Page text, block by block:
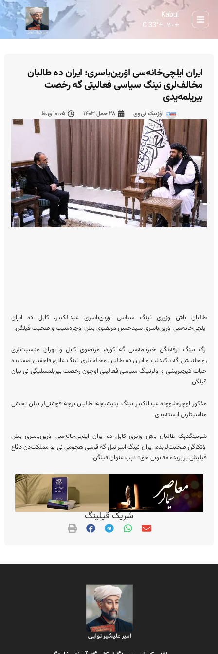
Kabul
+ ۲۰... +
33° C
ایران ایلچی‌خانه‌سی اۉرین‌باسری: ایران ده طالبان
مخالف‌لری نینگ سیاسی فعالیتی گه رخصت
بیریلمه‌یدی
اۉزبېک تی‌وی ۲۸ حمل ۱۴۰۳ ۱۰:۰۵ ق.ظ
طالبان باش وزیری نینگ سیاسی اۉرین‌باسری عبدالکبیر، کابل ده ایران
ایلچی‌خانه‌سی اۉرین‌باسری سیدحسن مرتضوی بېلن اوچره‌شیب و صحبت قیلگن.
ارگ نینگ ترقه‌تگن خبرنامه‌سی گه کۉره، مرتضوی کابل و تهران مناسبت‌لری
رواجلنیشی گه تاکید‌لب و ایران ده طالبان مخالف‌لری نینگ عادی قاچقین صفتیده
حیات کیچیریشی و اولرنینگ سیاسی فعالیتی اوچون رخصت بیریلمسلیگی نی بیان
قیلگن.
مذکور اوچره‌شووده عبدالکبیر نینگ ایتیشیچه، طالبان برچه قوشنی‌لر بېلن یخشی
مناسبتلرنی ایسته‌یدی.
شونینگدېک طالبان باش وزیری کابل ده ایران ایلچی‌خانه‌سی اۉرین‌باسری بېلن
اۉتکزگن صحبت‌لریده، ایران نینگ اسرائیل گه قرشی هجومی نی بو مملکت‌دن دفاع
قیلیش برابریده «قانونی حق» دېب عنوان قیلگن.
شریک قیلینگ